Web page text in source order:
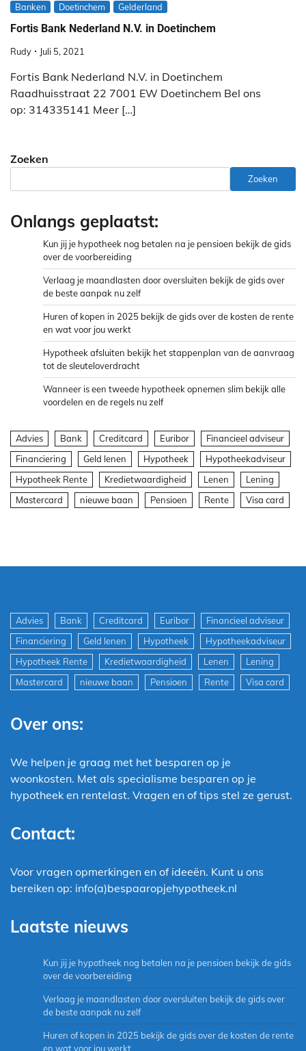
Banken Doetinchem Gelderland
Fortis Bank Nederland N.V. in Doetinchem
Rudy Juli 5, 2021
Fortis Bank Nederland N.V. in Doetinchem
Raadhuisstraat 22 7001 EW Doetinchem Bel ons
op: 314335141 Meer […]
Zoeken
Zoeken
Onlangs geplaatst:
Kun jij je hypotheek nog betalen na je pensioen bekijk de gids
over de voorbereiding
Verlaag je maandlasten door oversluiten bekijk de gids over
de beste aanpak nu zelf
Huren of kopen in 2025 bekijk de gids over de kosten de rente
en wat voor jou werkt
Hypotheek afsluiten bekijk het stappenplan van de aanvraag
tot de sleuteloverdracht
Wanneer is een tweede hypotheek opnemen slim bekijk alle
voordelen en de regels nu zelf
Advies Bank Creditcard Euribor
Financieel adviseur
Financiering
Geld lenen Hypotheek
Hypotheekadviseur
Hypotheek Rente
Kredietwaardigheid Lenen
Lening
Mastercard
nieuwe baan Pensioen Rente Visa card
Advies Bank Creditcard Euribor
Financieel adviseur
Financiering
Geld lenen Hypotheek
Hypotheekadviseur
Hypotheek Rente
Kredietwaardigheid Lenen
Lening
Mastercard
nieuwe baan Pensioen Rente Visa card
Over ons:
We helpen je graag met het besparen op je
woonkosten. Met als specialisme besparen op je
hypotheek en rentelast. Vragen en of tips stel ze gerust.
Contact:
Voor vragen opmerkingen en of ideeën. Kunt u ons
bereiken op: info(a)bespaaropjehypotheek.nl
Laatste nieuws
Kun jij je hypotheek nog betalen na je pensioen bekijk de gids
over de voorbereiding
Verlaag je maandlasten door oversluiten bekijk de gids over
de beste aanpak nu zelf
Huren of kopen in 2025 bekijk de gids over de kosten de rente
en wat voor jou werkt